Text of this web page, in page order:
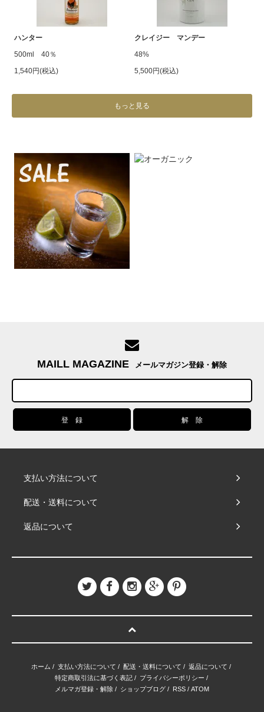
ハンター
500ml 40％
1,540円(税込)
クレイジー マンデー
48%
5,500円(税込)
もっと見る
MAILL MAGAZINE メールマガジン登録・解除
支払い方法について
配送・送料について
返品について
ホーム / 支払い方法について / 配送・送料について / 返品について /
特定商取引法に基づく表記/ プライバシーポリシー /
メルマガ登録・解除 / ショップブログ / RSS / ATOM